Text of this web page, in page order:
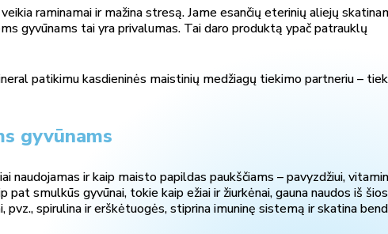
raminamai ir mažina stresą. Jame esančių eterinių aliejų
gyvūnams tai yra privalumas. Tai daro produktą ypač patrauklų
patikimu kasdieninės maistinių medžiagų tiekimo partneriu – tiek
gyvūnams
ir kaip maisto papildas paukščiams – pavyzdžiui,
smulkūs gyvūnai, tokie kaip ežiai ir žiurkėnai, gauna naudos iš šios
spirulina ir erškėtuogės, stiprina imuninę sistemą ir skatina